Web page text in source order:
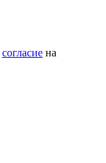
согласие на